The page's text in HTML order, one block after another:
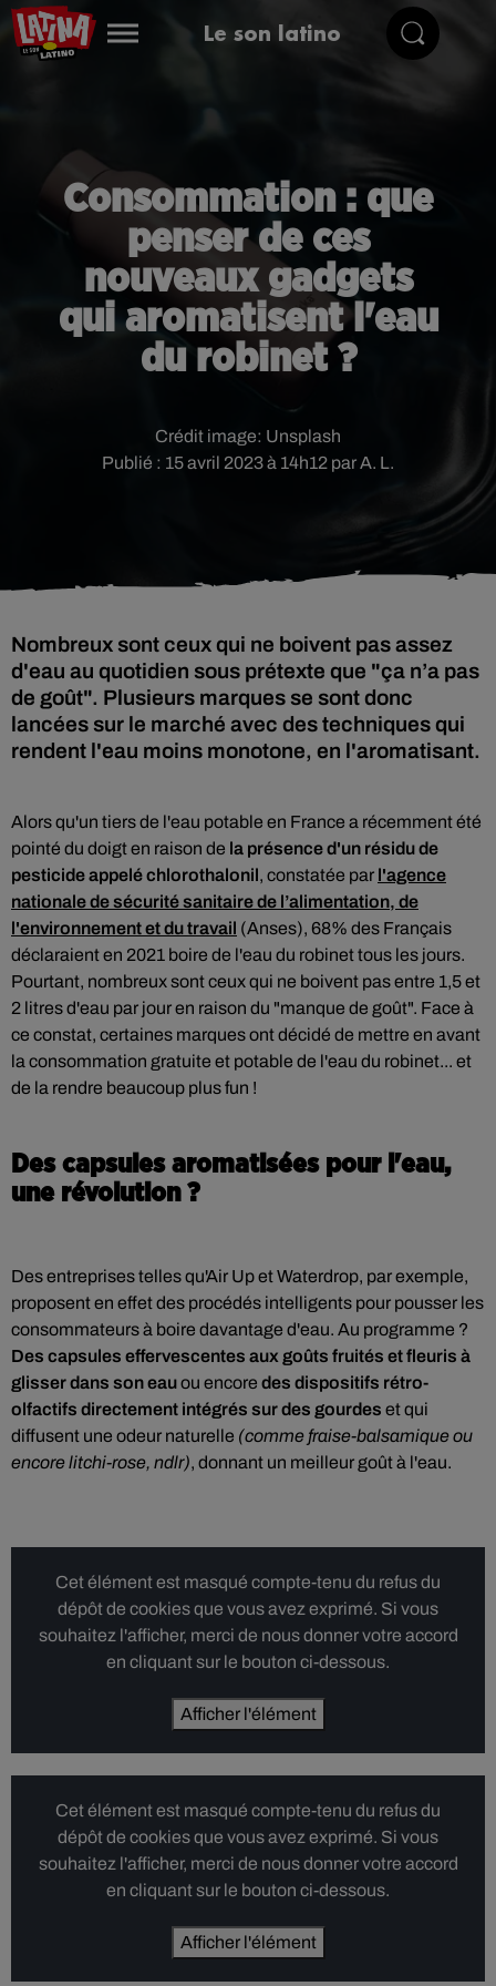
Le son latino
Consommation : que
penser de ces
nouveaux gadgets
qui aromatisent l'eau
du robinet ?
Publié : 15 avril 2023 à 14h12 par A. L.
Crédit image: Unsplash
Nombreux sont ceux qui ne boivent pas assez
d'eau au quotidien sous prétexte que "ça n’a pas
de goût". Plusieurs marques se sont donc
lancées sur le marché avec des techniques qui
rendent l'eau moins monotone, en l'aromatisant.
Alors qu'un tiers de l'eau potable en France a récemment été
pointé du doigt en raison de la présence d'un résidu de
pesticide appelé chlorothalonil, constatée par l'agence
nationale de sécurité sanitaire de l’alimentation, de
l'environnement et du travail (Anses), 68% des Français
déclaraient en 2021 boire de l'eau du robinet tous les jours.
Pourtant, nombreux sont ceux qui ne boivent pas entre 1,5 et
2 litres d'eau par jour en raison du "manque de goût". Face à
ce constat, certaines marques ont décidé de mettre en avant
la consommation gratuite et potable de l'eau du robinet... et
de la rendre beaucoup plus fun !
Des capsules aromatisées pour l'eau,
une révolution ?
Des entreprises telles qu'Air Up et Waterdrop, par exemple,
proposent en effet des procédés intelligents pour pousser les
consommateurs à boire davantage d'eau. Au programme ?
Des capsules effervescentes aux goûts fruités et fleuris à
glisser dans son eauou encore des dispositifs rétro-
olfactifs directement intégrés sur des gourdes et qui
diffusent une odeur naturelle (comme fraise-balsamique ou
encore litchi-rose, ndlr), donnant un meilleur goût à l'eau.
Cet élément est masqué compte-tenu du refus du
dépôt de cookies que vous avez exprimé. Si vous
souhaitez l'afficher, merci de nous donner votre accord
en cliquant sur le bouton ci-dessous.
Afficher l'élément
Cet élément est masqué compte-tenu du refus du
dépôt de cookies que vous avez exprimé. Si vous
souhaitez l'afficher, merci de nous donner votre accord
en cliquant sur le bouton ci-dessous.
Afficher l'élément